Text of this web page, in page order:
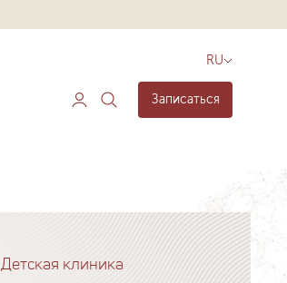
RU
Записаться
Детская клиника